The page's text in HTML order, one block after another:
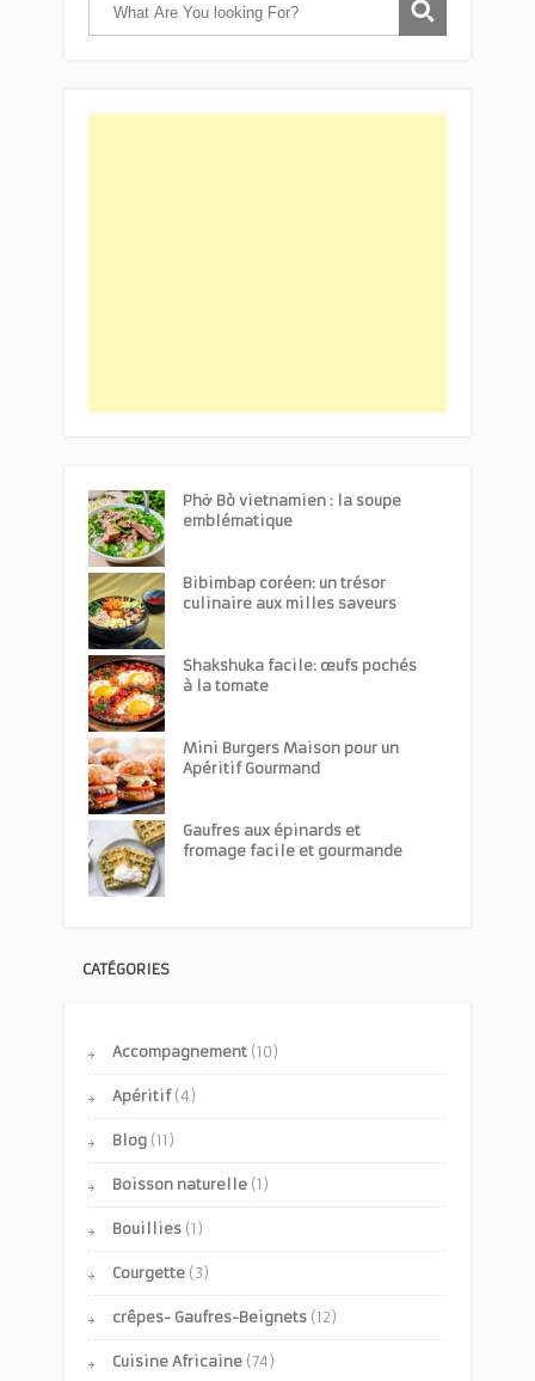
Phở Bò vietnamien : la soupe
emblématique
Bibimbap coréen: un trésor
culinaire aux milles saveurs
Shakshuka facile: œufs pochés
à la tomate
Mini Burgers Maison pour un
Apéritif Gourmand
Gaufres aux épinards et
fromage facile et gourmande
CATÉGORIES
Accompagnement (10)
Apéritif(4)
Blog (11)
Boisson naturelle (1)
Bouillies (1)
Courgette (3)
crêpes- Gaufres-Beignets (12)
Cuisine Africaine (74)